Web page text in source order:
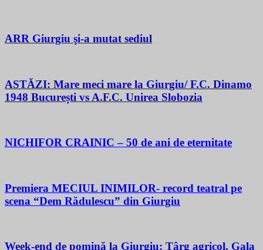
ARR Giurgiu şi-a mutat sediul
ASTĂZI: Mare meci mare la Giurgiu/ F.C. Dinamo
1948 București vs A.F.C. Unirea Slobozia
NICHIFOR CRAINIC – 50 de ani de eternitate
Premiera MECIUL INIMILOR- record teatral pe
scena “Dem Rădulescu” din Giurgiu
Week-end de pomină la Giurgiu: Târg agricol, Gala